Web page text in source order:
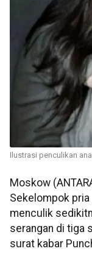
Ilustrasi penculikan
Moskow
Sekelompok
menculik
serangan di tiga
surat kabar